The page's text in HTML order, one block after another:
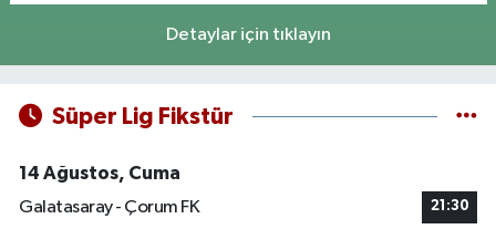
Detaylar için tıklayın
Süper Lig Fikstür
14 Ağustos, Cuma
Galatasaray - Çorum FK
21:30